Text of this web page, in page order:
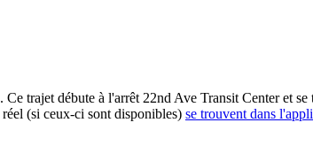
trajet débute à l'arrêt 22nd Ave Transit Center et
(si ceux-ci sont disponibles) se trouvent dans